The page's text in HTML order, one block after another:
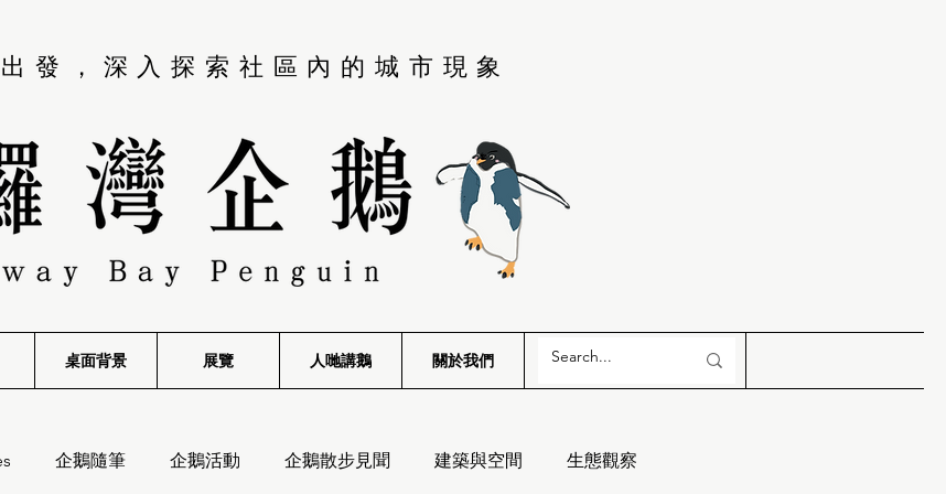
發，深入探索社區內的城市現象
桌面背景 展覽 ​人哋講鵝 關於我們
企鵝隨筆 企鵝活動 企鵝散步見聞 建築與空間 生態觀察